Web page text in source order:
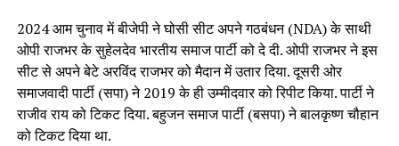
2024 आम चुनाव में बीजेपी ने घोसी सीट अपने गठबंधन (NDA) के साथी
ओपी राजभर के सुहेलदेव भारतीय समाज पार्टी को दे दी. ओपी राजभर ने इस
सीट से अपने बेटे अरविंद राजभर को मैदान में उतार दिया. दूसरी ओर
समाजवादी पार्टी (सपा) ने 2019 के ही उम्मीदवार को रिपीट किया. पार्टी ने
राजीव राय को टिकट दिया. बहुजन समाज पार्टी (बसपा) ने बालकृष्ण चौहान
को टिकट दिया था.